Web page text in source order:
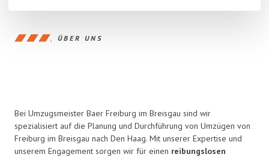
ÜBER UNS
Bei Umzugsmeister Baer Freiburg im Breisgau sind wir
spezialisiert auf die Planung und Durchführung von Umzügen von
Freiburg im Breisgau nach Den Haag. Mit unserer Expertise und
unserem Engagement sorgen wir für einen reibungslosen